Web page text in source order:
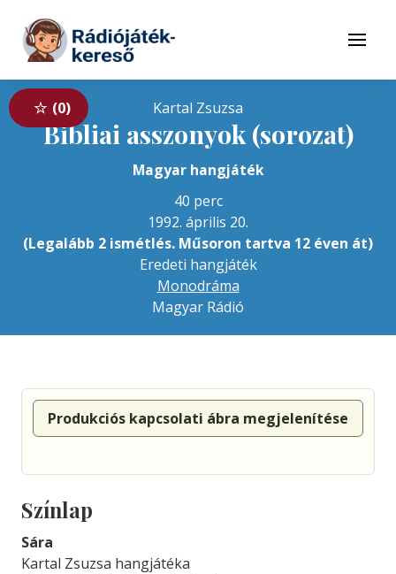
Tovább a tartalomhoz
Menü
0 Kartal Zsuzsa
Bibliai asszonyok (sorozat)
Magyar hangjáték
40 perc
1992. április 20.
(Legalább 2 ismétlés. Műsoron tartva 12 éven át)
Eredeti hangjáték
Monodráma
Magyar Rádió
Produkciós kapcsolati ábra megjelenítése
Színlap
Sára
Kartal Zsuzsa hangjátéka